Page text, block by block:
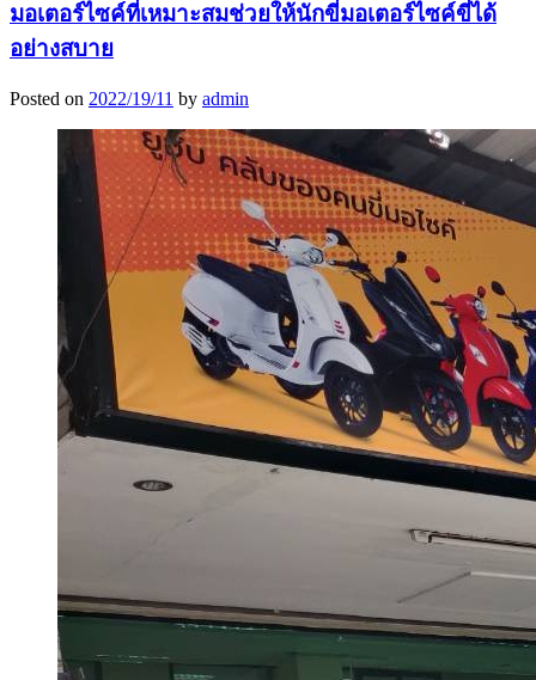
มอเตอร์ไซค์ที่เหมาะสมช่วยให้นักขี่มอเตอร์ไซค์ขี่ได้
อย่างสบาย
Posted on 2022/19/11 by admin